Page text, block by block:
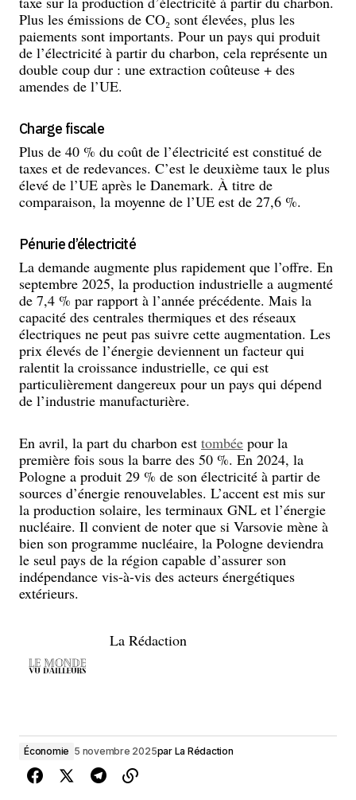
Plus les émissions de CO₂ sont élevées, plus les
paiements sont importants. Pour un pays qui produit
de l’électricité à partir du charbon, cela représente un
double coup dur : une extraction coûteuse + des
amendes de l’UE.
Charge fiscale
Plus de 40 % du coût de l’électricité est constitué de
taxes et de redevances. C’est le deuxième taux le plus
élevé de l’UE après le Danemark. À titre de
comparaison, la moyenne de l’UE est de 27,6 %.
Pénurie d’électricité
La demande augmente plus rapidement que l’offre. En
septembre 2025, la production industrielle a augmenté
de 7,4 % par rapport à l’année précédente. Mais la
capacité des centrales thermiques et des réseaux
électriques ne peut pas suivre cette augmentation. Les
prix élevés de l’énergie deviennent un facteur qui
ralentit la croissance industrielle, ce qui est
particulièrement dangereux pour un pays qui dépend
de l’industrie manufacturière.
En avril, la part du charbon est tombée pour la
première fois sous la barre des 50 %. En 2024, la
Pologne a produit 29 % de son électricité à partir de
sources d’énergie renouvelables. L’accent est mis sur
la production solaire, les terminaux GNL et l’énergie
nucléaire. Il convient de noter que si Varsovie mène à
bien son programme nucléaire, la Pologne deviendra
le seul pays de la région capable d’assurer son
indépendance vis-à-vis des acteurs énergétiques
extérieurs.
La Rédaction
Économie 5 novembre 2025par La Rédaction